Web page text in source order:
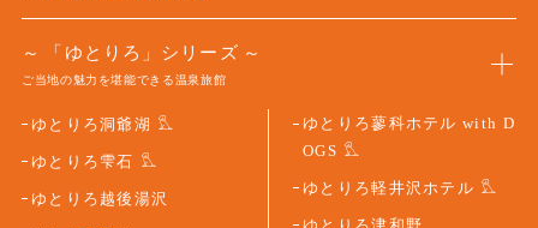
「ゆとりろ」シリーズ
ご当地の魅力を堪能できる温泉旅館
ゆとりろ洞爺湖
ゆとりろ雫石
ゆとりろ越後湯沢
ゆとりろ蓼科ホテル with D
OGS
ゆとりろ軽井沢ホテル